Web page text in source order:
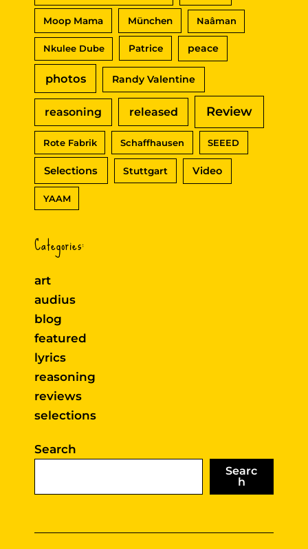
Moop Mama München Naâman
Nkulee Dube Patrice peace
photos Randy Valentine
reasoning released Review
Rote Fabrik Schaffhausen SEEED
Selections Stuttgart Video
YAAM
Categories:
art
audius
blog
featured
lyrics
reasoning
reviews
selections
Search
Searc
h